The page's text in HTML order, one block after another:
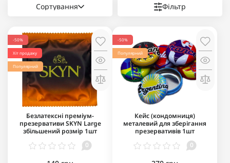
Сортування Фільтр
-50%
Хіт продажу
Популярний
Безлатексні преміум-
презервативи SKYN Large
збільшений розмір 1шт
0
-50%
Популярний
Кейс (кондомниця)
металевий для зберігання
презервативів 1шт
0